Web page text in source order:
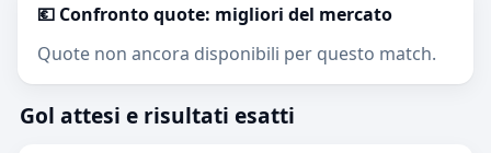
💶 Confronto quote: migliori del mercato
Quote non ancora disponibili per questo match.
Gol attesi e risultati esatti